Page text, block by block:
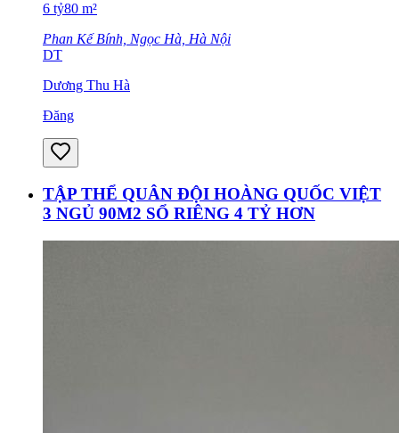
6 tỷ80 m²
Phan Kế Bính, Ngọc Hà, Hà Nội
DT
Dương Thu Hà
Đăng
TẬP THỂ QUÂN ĐỘI HOÀNG QUỐC VIỆT
3 NGỦ 90M2 SỔ RIÊNG 4 TỶ HƠN